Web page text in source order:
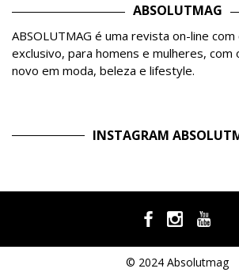
ABSOLUTMAG
ABSOLUTMAG é uma revista on-line
exclusivo, para homens e mulheres, com
novo em moda, beleza e lifestyle.
INSTAGRAM
© 2024 Absolutmag